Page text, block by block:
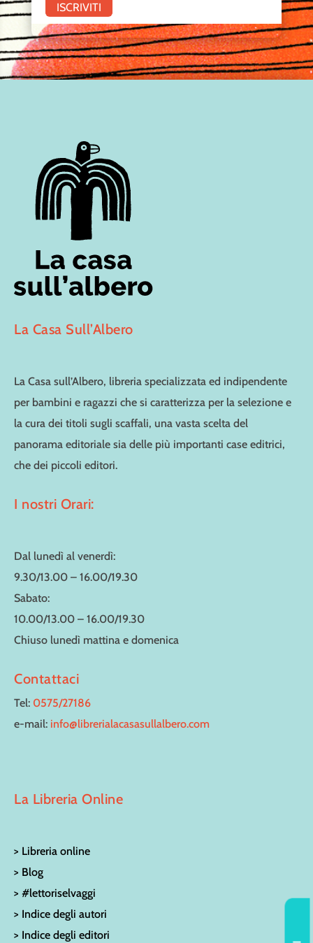
La Casa Sull’Albero
La Casa sull’Albero, libreria specializzata ed indipendente
per bambini e ragazzi che si caratterizza per la selezione e
la cura dei titoli sugli scaffali, una vasta scelta del
panorama editoriale sia delle più importanti case editrici,
che dei piccoli editori.
I nostri Orari:
Dal lunedì al venerdì:
9.30/13.00 – 16.00/19.30
Sabato:
10.00/13.00 – 16.00/19.30
Chiuso lunedì mattina e domenica
Contattaci
Tel: 0575/27186
e-mail: info@librerialacasasullalbero.com
La Libreria Online
> Libreria online
> Blog
> #lettoriselvaggi
> Indice degli autori
> Indice degli editori